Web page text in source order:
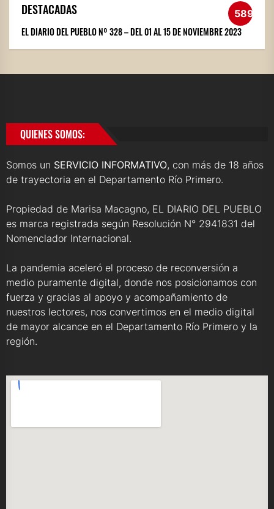
DESTACADAS 589
EL DIARIO DEL PUEBLO Nº 328 – DEL 01 AL 15 DE NOVIEMBRE 2023
QUIENES SOMOS:
Somos un SERVICIO INFORMATIVO, con más de 18 años
de trayectoria en el Departamento Río Primero.
Propiedad de Marisa Macagno, EL DIARIO DEL PUEBLO
es marca registrada según Resolución N° 2941831 del
Nomenclador Internacional.
La pandemia aceleró el proceso de reconversión a
medio puramente digital, donde nos posicionamos con
fuerza y gracias al apoyo y acompañamiento de
nuestros lectores, nos convertimos en el medio digital
de mayor alcance en el Departamento Río Primero y la
región.